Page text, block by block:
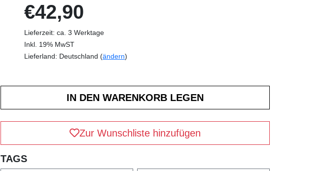
€42,90
Lieferzeit: ca. 3 Werktage
Inkl. 19% MwST
Lieferland: Deutschland (ändern)
Zur Wunschliste hinzufügen
TAGS